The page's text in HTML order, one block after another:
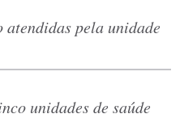
atendidas pela unidade
unidades de saúde